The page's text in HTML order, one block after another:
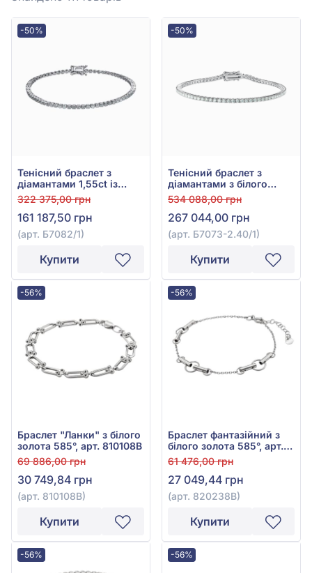
-50%
Тенісний браслет з
діамантами 1,55ct із
білого золота 585°, арт.
Б7082/1
322 375,00 грн
161 187,50 грн
(арт. Б7082/1)
Купити
-50%
Тенісний браслет з
діамантами з білого
золота 585° з діамантом
3,04ct, арт. Б7073-2.40/1
534 088,00 грн
267 044,00 грн
(арт. Б7073-2.40/1)
Купити
-56%
Браслет "Ланки" з білого
золота 585°, арт. 810108В
69 886,00 грн
30 749,84 грн
(арт. 810108В)
Купити
-56%
Браслет фантазійний з
білого золота 585°, арт.
820238В
61 476,00 грн
27 049,44 грн
(арт. 820238В)
Купити
-56% -56%